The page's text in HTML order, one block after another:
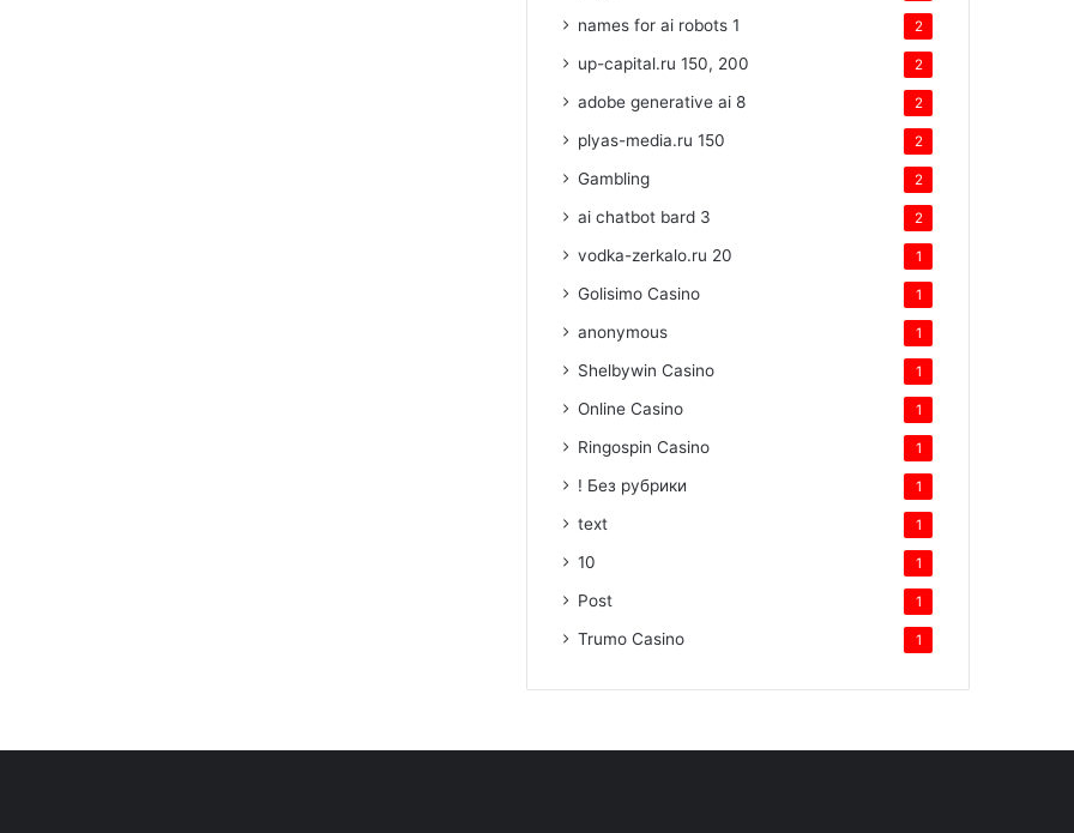
names for ai robots 1 2
up-capital.ru 150, 200 2
adobe generative ai 8 2
plyas-media.ru 150 2
Gambling 2
ai chatbot bard 3 2
vodka-zerkalo.ru 20 1
Golisimo Casino 1
anonymous 1
Shelbywin Casino 1
Online Casino 1
Ringospin Casino 1
! Без рубрики 1
text 1
10 1
Post 1
Trumo Casino 1